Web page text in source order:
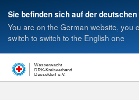
Sie befinden sich auf der deutschen
You are on the German website, you
switch to switch to the English one
Düsseldorf e.V.
DRK-Kreisverband
Wasserwacht